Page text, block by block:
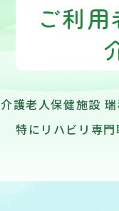
ご利
介護老人保健施設
特にリハビリ専